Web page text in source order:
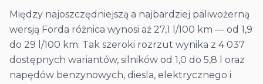
Między najoszczędniejszą a najbardziej paliwożerną
wersją Forda różnica wynosi aż 27,1 l/100 km — od 1,9
do 29 l/100 km. Tak szeroki rozrzut wynika z 4 037
dostępnych wariantów, silników od 1,0 do 5,8 l oraz
napędów benzynowych, diesla, elektrycznego i